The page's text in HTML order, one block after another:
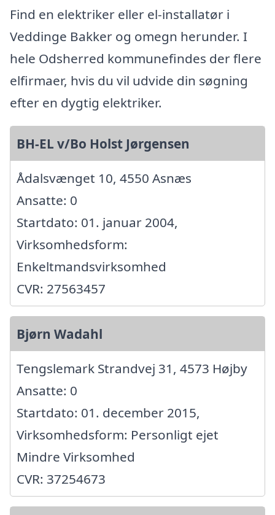
Find en elektriker eller el-installatør i
Veddinge Bakker og omegn herunder. I
hele Odsherred kommunefindes der flere
elfirmaer, hvis du vil udvide din søgning
efter en dygtig elektriker.
BH-EL v/Bo Holst Jørgensen
Ådalsvænget 10, 4550 Asnæs
Ansatte: 0
Startdato: 01. januar 2004,
Virksomhedsform:
Enkeltmandsvirksomhed
CVR: 27563457
Bjørn Wadahl
Tengslemark Strandvej 31, 4573 Højby
Ansatte: 0
Startdato: 01. december 2015,
Virksomhedsform: Personligt ejet
Mindre Virksomhed
CVR: 37254673